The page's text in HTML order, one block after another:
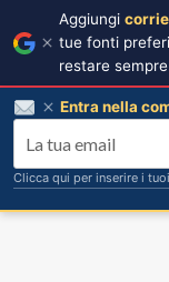
Aggiungi
tue fonti
restare
Entra nella
Clicca qui per inserire i